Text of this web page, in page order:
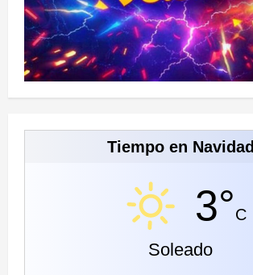
Tiempo en Navidad
3°C
Soleado